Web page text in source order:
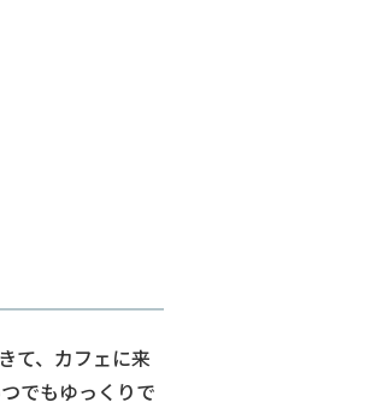
て、カフェに来
でもゆっくりで